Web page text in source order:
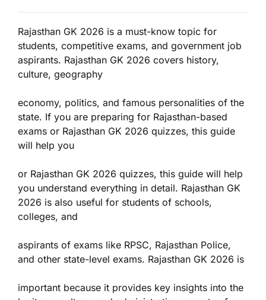
Rajasthan GK 2026 is a must-know topic for
students, competitive exams, and government job
aspirants. Rajasthan GK 2026 covers history,
culture, geography
economy, politics, and famous personalities of the
state. If you are preparing for Rajasthan-based
exams or Rajasthan GK 2026 quizzes, this guide
will help you
or Rajasthan GK 2026 quizzes, this guide will help
you understand everything in detail. Rajasthan GK
2026 is also useful for students of schools,
colleges, and
aspirants of exams like RPSC, Rajasthan Police,
and other state-level exams. Rajasthan GK 2026 is
important because it provides key insights into the